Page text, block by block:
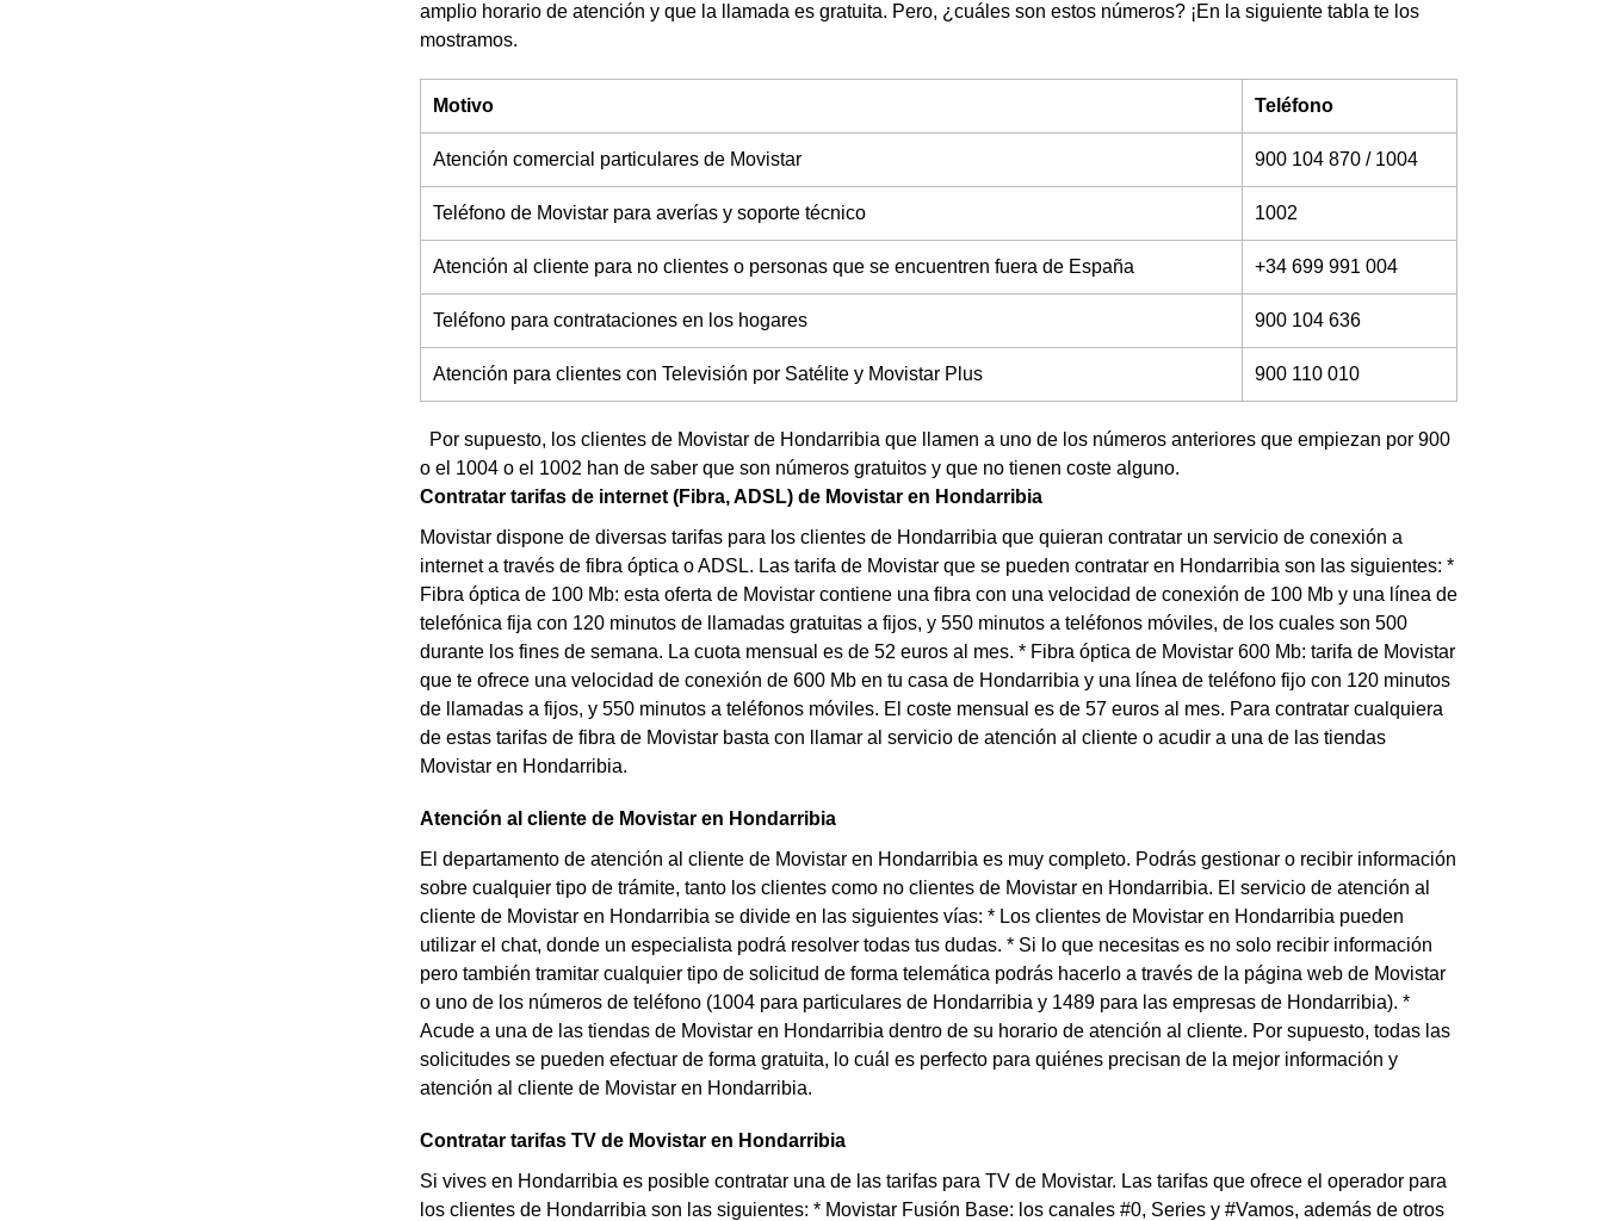
amplio horario de atención y que la llamada es gratuita. Pero, ¿cuáles son estos números? ¡En la siguiente tabla te los
mostramos.
Motivo Teléfono
Atención comercial particulares de Movistar 900 104 870 / 1004
Teléfono de Movistar para averías y soporte técnico 1002
Atención al cliente para no clientes o personas que se encuentren fuera de España +34 699 991 004
Teléfono para contrataciones en los hogares 900 104 636
Atención para clientes con Televisión por Satélite y Movistar Plus 900 110 010
Por supuesto, los clientes de Movistar de Hondarribia que llamen a uno de los números anteriores que empiezan por 900
o el 1004 o el 1002 han de saber que son números gratuitos y que no tienen coste alguno.
Contratar tarifas de internet (Fibra, ADSL) de Movistar en Hondarribia
Movistar dispone de diversas tarifas para los clientes de Hondarribia que quieran contratar un servicio de conexión a
internet a través de fibra óptica o ADSL. Las tarifa de Movistar que se pueden contratar en Hondarribia son las siguientes: *
Fibra óptica de 100 Mb: esta oferta de Movistar contiene una fibra con una velocidad de conexión de 100 Mb y una línea de
telefónica fija con 120 minutos de llamadas gratuitas a fijos, y 550 minutos a teléfonos móviles, de los cuales son 500
durante los fines de semana. La cuota mensual es de 52 euros al mes. * Fibra óptica de Movistar 600 Mb: tarifa de Movistar
que te ofrece una velocidad de conexión de 600 Mb en tu casa de Hondarribia y una línea de teléfono fijo con 120 minutos
de llamadas a fijos, y 550 minutos a teléfonos móviles. El coste mensual es de 57 euros al mes. Para contratar cualquiera
de estas tarifas de fibra de Movistar basta con llamar al servicio de atención al cliente o acudir a una de las tiendas
Movistar en Hondarribia.
Atención al cliente de Movistar en Hondarribia
El departamento de atención al cliente de Movistar en Hondarribia es muy completo. Podrás gestionar o recibir información
sobre cualquier tipo de trámite, tanto los clientes como no clientes de Movistar en Hondarribia. El servicio de atención al
cliente de Movistar en Hondarribia se divide en las siguientes vías: * Los clientes de Movistar en Hondarribia pueden
utilizar el chat, donde un especialista podrá resolver todas tus dudas. * Si lo que necesitas es no solo recibir información
pero también tramitar cualquier tipo de solicitud de forma telemática podrás hacerlo a través de la página web de Movistar
o uno de los números de teléfono (1004 para particulares de Hondarribia y 1489 para las empresas de Hondarribia). *
Acude a una de las tiendas de Movistar en Hondarribia dentro de su horario de atención al cliente. Por supuesto, todas las
solicitudes se pueden efectuar de forma gratuita, lo cuál es perfecto para quiénes precisan de la mejor información y
atención al cliente de Movistar en Hondarribia.
Contratar tarifas TV de Movistar en Hondarribia
Si vives en Hondarribia es posible contratar una de las tarifas para TV de Movistar. Las tarifas que ofrece el operador para
los clientes de Hondarribia son las siguientes: * Movistar Fusión Base: los canales #0, Series y #Vamos, además de otros